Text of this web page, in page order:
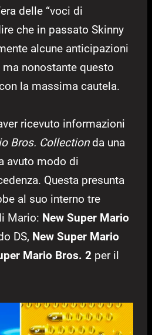
delle “voci di
che in passato Skinny
alcune anticipazioni
nonostante questo
la massima cautela.
ricevuto informazioni
Bros. Collectionda una
avuto modo di
Questa presunta
al suo interno tre
Mario: New Super Mario
DS, New Super Mario
Mario Bros. 2 per il